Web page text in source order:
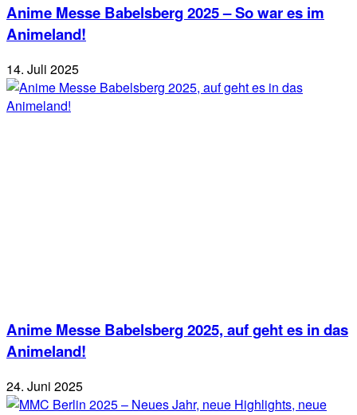
Anime Messe Babelsberg 2025 – So war es im
Animeland!
14. Juli 2025
Anime Messe Babelsberg 2025, auf geht es in das
Animeland!
24. Juni 2025